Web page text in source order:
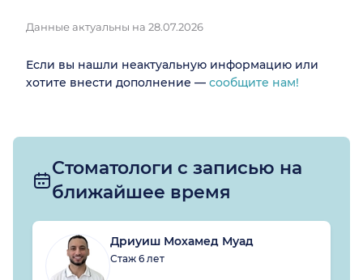
Данные актуальны на 28.07.2026
Если вы нашли неактуальную информацию или
хотите внести дополнение — сообщите нам!
Стоматологи с записью на
ближайшее время
Дриуиш Мохамед Муад
Стаж 6 лет